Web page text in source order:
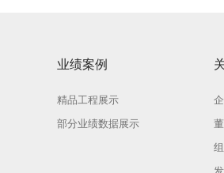
业绩案例
精品工程展示
部分业绩数据展示